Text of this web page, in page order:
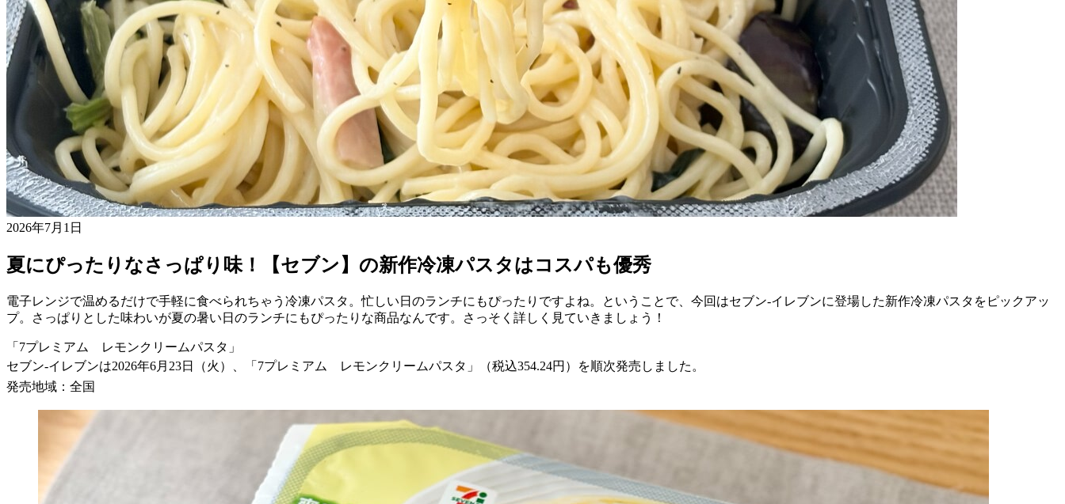
2026年7月1日
夏にぴったりなさっぱり味！【セブン】の新作冷凍パスタはコスパも優秀
電子レンジで温めるだけで手軽に食べられちゃう冷凍パスタ。忙しい日のランチにもぴったりですよね。ということで、今回はセブン-イレブンに登場した新作冷凍パスタをピックアッ
プ。さっぱりとした味わいが夏の暑い日のランチにもぴったりな商品なんです。さっそく詳しく見ていきましょう！
「7プレミアム レモンクリームパスタ」
セブン-イレブンは2026年6月23日（火）、「7プレミアム レモンクリームパスタ」（税込354.24円）を順次発売しました。
発売地域：全国